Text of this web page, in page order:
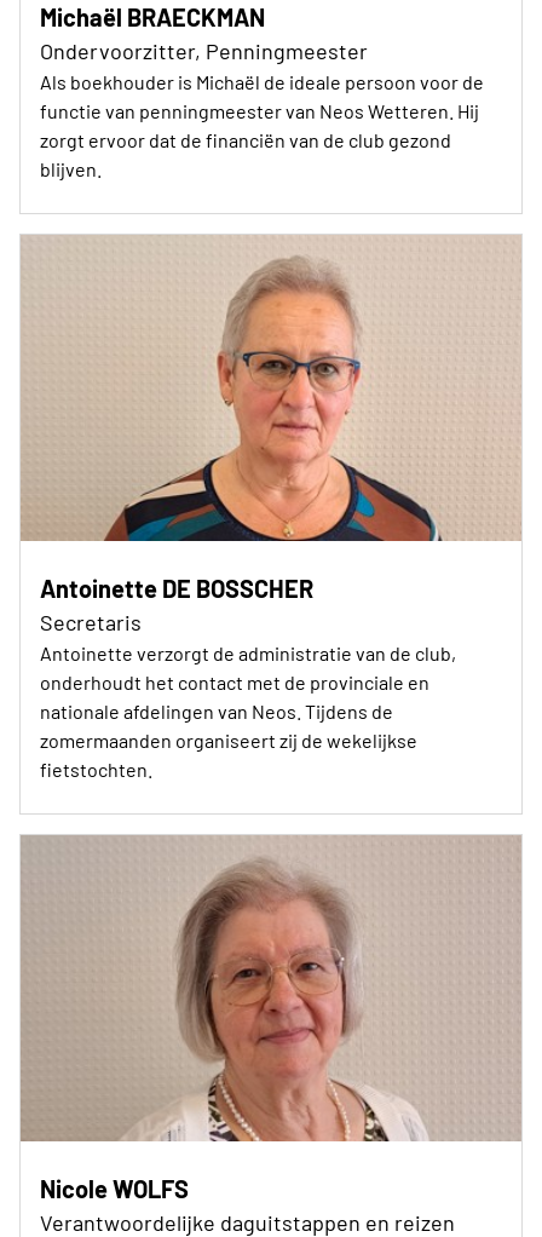
Michaël BRAECKMAN
Ondervoorzitter, Penningmeester
Als boekhouder is Michaël de ideale persoon voor de
functie van penningmeester van Neos Wetteren. Hij
zorgt ervoor dat de financiën van de club gezond
blijven.
Antoinette DE BOSSCHER
Secretaris
Antoinette verzorgt de administratie van de club,
onderhoudt het contact met de provinciale en
nationale afdelingen van Neos. Tijdens de
zomermaanden organiseert zij de wekelijkse
fietstochten.
Nicole WOLFS
Verantwoordelijke daguitstappen en reizen